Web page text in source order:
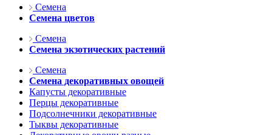
Семена
Семена цветов
Семена
Семена экзотических растений
Семена
Семена декоративных овощей
Капусты декоративные
Перцы декоративные
Подсолнечники декоративные
Тыквы декоративные